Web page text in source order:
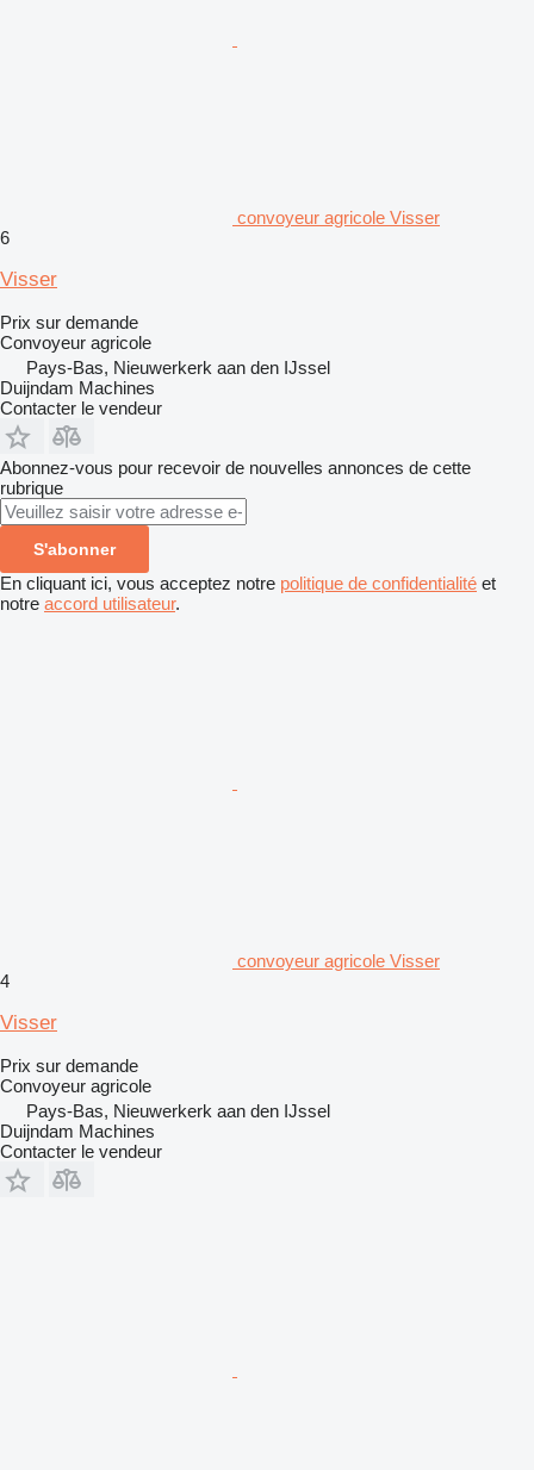
convoyeur agricole Visser
6
Visser
Prix sur demande
Convoyeur agricole
Pays-Bas, Nieuwerkerk aan den IJssel
Duijndam Machines
Contacter le vendeur
Abonnez-vous pour recevoir de nouvelles annonces de cette
rubrique
S'abonner
En cliquant ici, vous acceptez notre politique de confidentialité et
notre accord utilisateur.
convoyeur agricole Visser
4
Visser
Prix sur demande
Convoyeur agricole
Pays-Bas, Nieuwerkerk aan den IJssel
Duijndam Machines
Contacter le vendeur